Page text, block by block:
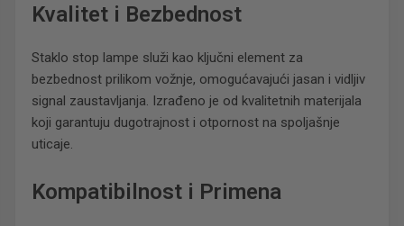
Kvalitet i Bezbednost
Staklo stop lampe služi kao ključni element za
bezbednost prilikom vožnje, omogućavajući jasan i vidljiv
signal zaustavljanja. Izrađeno je od kvalitetnih materijala
koji garantuju dugotrajnost i otpornost na spoljašnje
uticaje.
Kompatibilnost i Primena